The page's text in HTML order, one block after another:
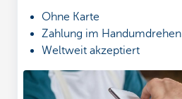
Ohne Karte
Zahlung im Handumdrehen
Weltweit akzeptiert